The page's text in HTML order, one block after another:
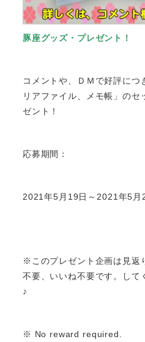
豚座グッズ・プレゼント！
コメントや、ＤＭで好評につ
リアファイル、メモ帳」の
ゼント！
応募期間：
2021年5月19日～2021年5月
※このプレゼント企画は見返
不要、いいね不要です。して
♪
※ No reward required.